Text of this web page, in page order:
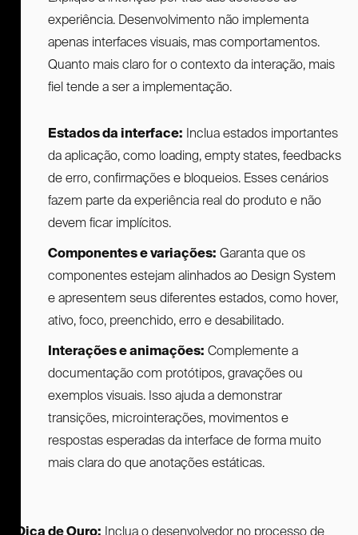
experiência. Desenvolvimento não implementa
apenas interfaces visuais, mas comportamentos.
Quanto mais claro for o contexto da interação, mais
fiel tende a ser a implementação.
Estados da interface: Inclua estados importantes
da aplicação, como loading, empty states, feedbacks
de erro, confirmações e bloqueios. Esses cenários
fazem parte da experiência real do produto e não
devem ficar implícitos.
Componentes e variações: Garanta que os
componentes estejam alinhados ao Design System
e apresentem seus diferentes estados, como hover,
ativo, foco, preenchido, erro e desabilitado.
Interações e animações: Complemente a
documentação com protótipos, gravações ou
exemplos visuais. Isso ajuda a demonstrar
transições, microinterações, movimentos e
respostas esperadas da interface de forma muito
mais clara do que anotações estáticas.
Dica de Ouro: Inclua o desenvolvedor no processo de